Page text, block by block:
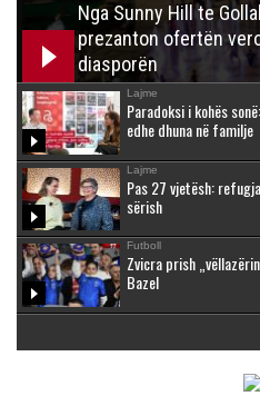
Nga Sunny Hill te
prezanton ofertën
diasporën
Lajme
Paradoksi i kohës
edhe dhuna në familje
Lajme
Pas 27 vjetësh:
sërish
Futboll
Zvicra prish
Bazel